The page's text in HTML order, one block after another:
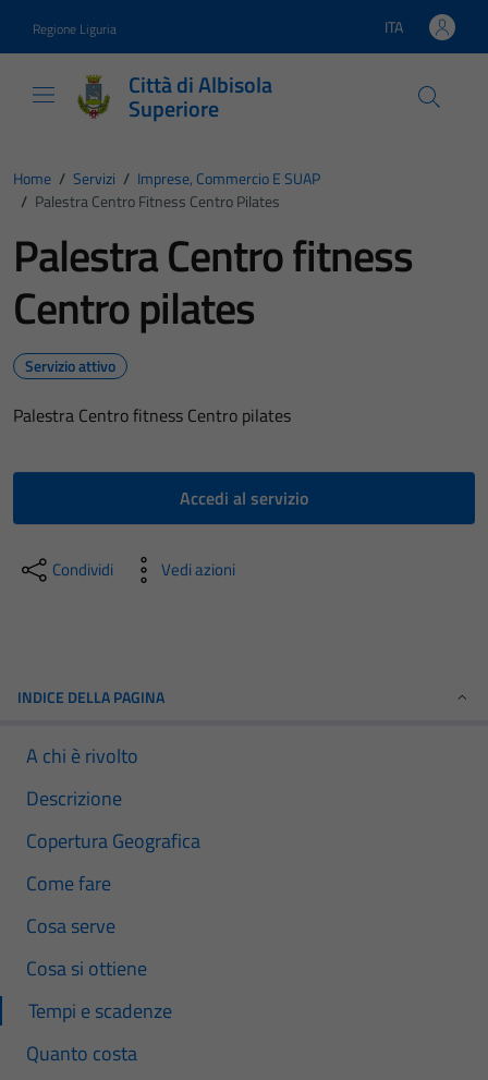
Regione Liguria Lingua attiva:
ITA
Città di Albisola
Superiore
Home / Servizi / Imprese, Commercio E SUAP
/ Palestra Centro Fitness Centro Pilates
Palestra Centro fitness
Centro pilates
Servizio attivo
Palestra Centro fitness Centro pilates
Accedi al servizio
Condividi Vedi azioni
INDICE DELLA PAGINA
A chi è rivolto
Descrizione
Copertura Geografica
Come fare
Cosa serve
Cosa si ottiene
Tempi e scadenze
Quanto costa